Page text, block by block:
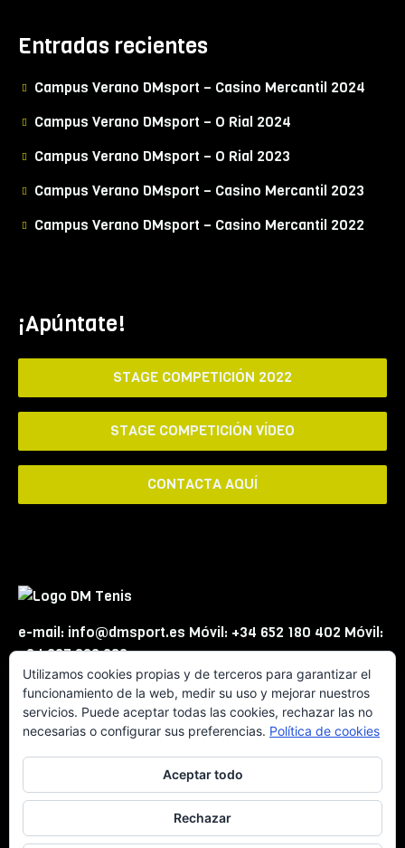
Entradas recientes
Campus Verano DMsport – Casino Mercantil 2024
Campus Verano DMsport – O Rial 2024
Campus Verano DMsport – O Rial 2023
Campus Verano DMsport – Casino Mercantil 2023
Campus Verano DMsport – Casino Mercantil 2022
¡Apúntate!
STAGE COMPETICIÓN 2022
STAGE COMPETICIÓN VÍDEO
CONTACTA AQUÍ
e-mail: info@dmsport.es Móvil: +34 652 180 402 Móvil:
+34 667 863 623
© DMSport -Aviso Legal
Utilizamos cookies propias y de terceros para garantizar el
funcionamiento de la web, medir su uso y mejorar nuestros
servicios. Puede aceptar todas las cookies, rechazar las no
necesarias o configurar sus preferencias. Política de cookies
Aceptar todo
Rechazar